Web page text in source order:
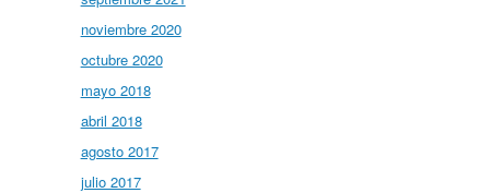
noviembre 2020
octubre 2020
mayo 2018
abril 2018
agosto 2017
julio 2017